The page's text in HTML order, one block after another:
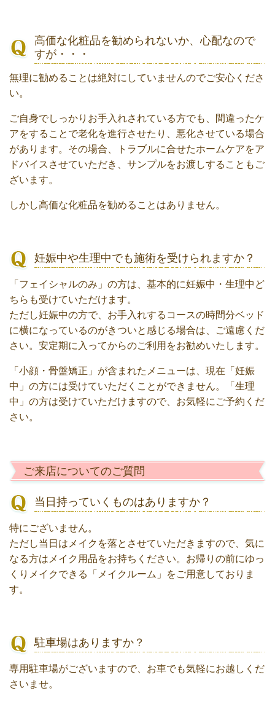
高価な化粧品を勧められないか、心配なので
すが・・・
無理に勧めることは絶対にしていませんのでご安心くださ
い。
ご自身でしっかりお手入れされている方でも、間違ったケ
アをすることで老化を進行させたり、悪化させている場合
があります。その場合、トラブルに合せたホームケアをア
ドバイスさせていただき、サンプルをお渡しすることもご
ざいます。
しかし高価な化粧品を勧めることはありません。
妊娠中や生理中でも施術を受けられますか？
「フェイシャルのみ」の方は、基本的に妊娠中・生理中ど
ちらも受けていただけます。
ただし妊娠中の方で、お手入れするコースの時間分ベッド
に横になっているのがきついと感じる場合は、ご遠慮くだ
さい。安定期に入ってからのご利用をお勧めいたします。
「小顔・骨盤矯正」が含まれたメニューは、現在「妊娠
中」の方には受けていただくことができません。「生理
中」の方は受けていただけますので、お気軽にご予約くだ
さい。
ご来店についてのご質問
当日持っていくものはありますか？
特にございません。
ただし当日はメイクを落とさせていただきますので、気に
なる方はメイク用品をお持ちください。お帰りの前にゆっ
くりメイクできる「メイクルーム」をご用意しておりま
す。
駐車場はありますか？
専用駐車場がございますので、お車でも気軽にお越しくだ
さいませ。